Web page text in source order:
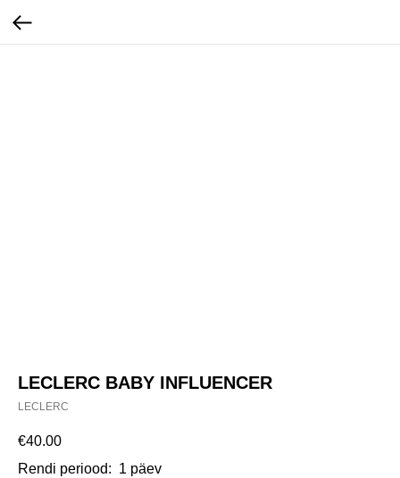
LECLERC BABY INFLUENCER
LECLERC
€40.00
Rendi periood: 1 päev